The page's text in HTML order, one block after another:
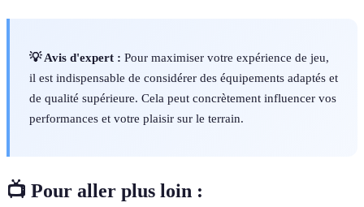
💡 Avis d'expert : Pour maximiser votre expérience de jeu,
il est indispensable de considérer des équipements adaptés et
de qualité supérieure. Cela peut concrètement influencer vos
performances et votre plaisir sur le terrain.
📺 Pour aller plus loin :